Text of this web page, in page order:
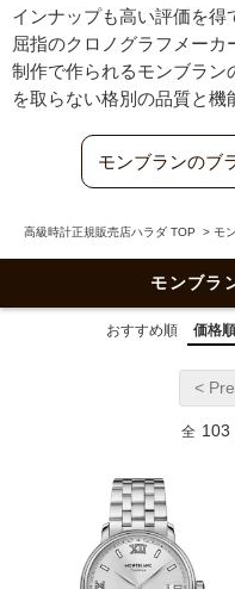
インナップも高い評価を
屈指のクロノグラフメー
制作で作られるモンブラン
を取らない格別の品質と機
モンブランのブ
高級時計正規販売店ハラダ TOP > モ
モンブラ
おすすめ順 価格
<
全 103